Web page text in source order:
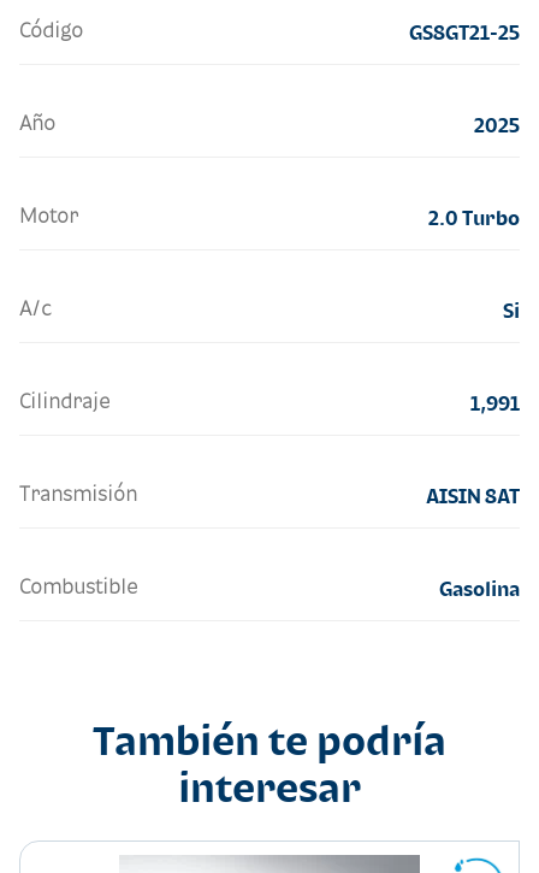
Código GS8GT21-25
Año 2025
Motor 2.0 Turbo
A/c Si
Cilindraje 1,991
Transmisión AISIN 8AT
Combustible Gasolina
También te podría
interesar